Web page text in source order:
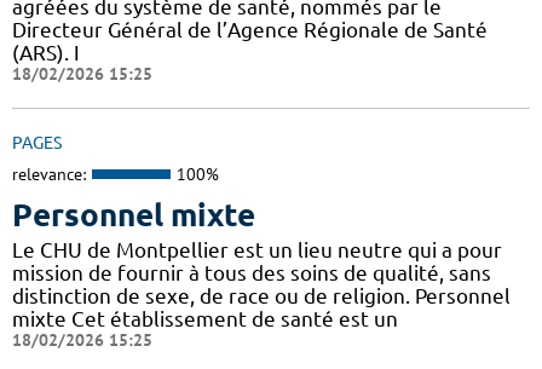
agréées du système de santé, nommés par le
Directeur Général de l’Agence Régionale de Santé
(ARS). I
18/02/2026 15:25
PAGES
relevance: 100%
Personnel mixte
Le CHU de Montpellier est un lieu neutre qui a pour
mission de fournir à tous des soins de qualité, sans
distinction de sexe, de race ou de religion. Personnel
mixte Cet établissement de santé est un
18/02/2026 15:25